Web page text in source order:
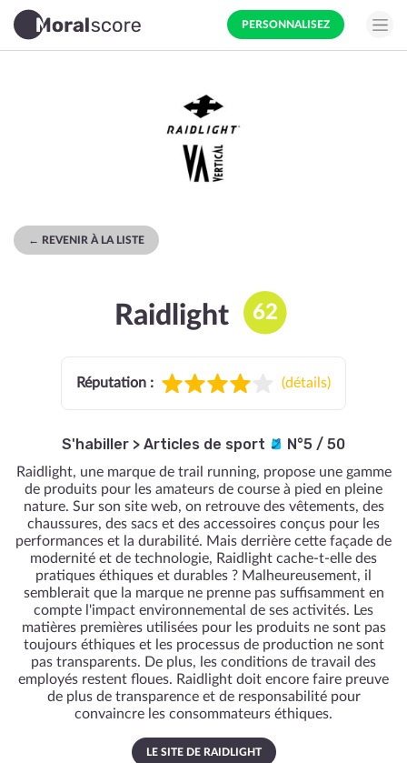
PERSONNALISEZ
← REVENIR À LA LISTE
Raidlight 62
Réputation : (détails)
S'habiller > Articles de sport N°5 / 50
Raidlight, une marque de trail running, propose une gamme
de produits pour les amateurs de course à pied en pleine
nature. Sur son site web, on retrouve des vêtements, des
chaussures, des sacs et des accessoires conçus pour les
performances et la durabilité. Mais derrière cette façade de
modernité et de technologie, Raidlight cache-t-elle des
pratiques éthiques et durables ? Malheureusement, il
semblerait que la marque ne prenne pas suffisamment en
compte l'impact environnemental de ses activités. Les
matières premières utilisées pour les produits ne sont pas
toujours éthiques et les processus de production ne sont
pas transparents. De plus, les conditions de travail des
employés restent floues. Raidlight doit encore faire preuve
de plus de transparence et de responsabilité pour
convaincre les consommateurs éthiques.
LE SITE DE RAIDLIGHT